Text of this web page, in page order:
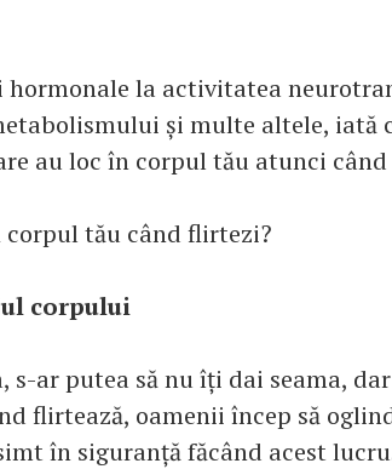
hormonale la activitatea
și multe altele, iată
au loc în corpul tău atunci
corpul tău când flirtezi?
corpului
s-ar putea să nu îți dai seama,
flirtează, oamenii încep să
în siguranță făcând acest